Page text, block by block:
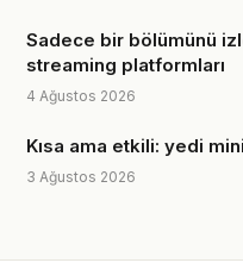
Sadece bir bölümünü
streaming platformları
4 Ağustos 2026
Kısa ama etkili: yedi
3 Ağustos 2026